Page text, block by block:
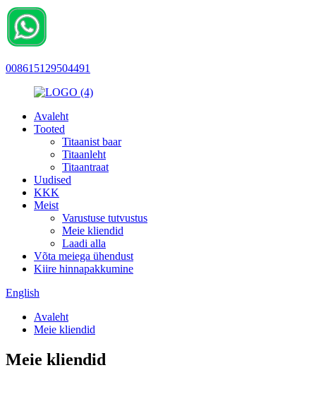
008615129504491
Avaleht
Tooted
Titaanist baar
Titaanleht
Titaantraat
Uudised
KKK
Meist
Varustuse tutvustus
Meie kliendid
Laadi alla
Võta meiega ühendust
Kiire hinnapakkumine
English
Avaleht
Meie kliendid
Meie kliendid